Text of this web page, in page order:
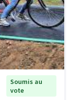
Soumis au
vote